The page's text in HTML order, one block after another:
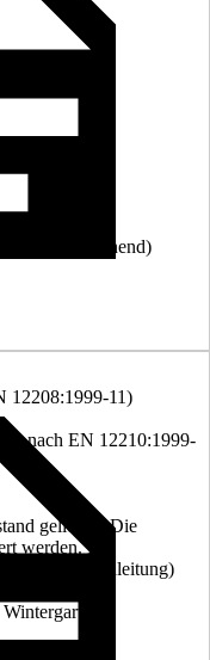
innen öffnend)
12208:1999-11)
nach EN 12210:1999-
geliefert. Die
werden. Die
Montageanleitung)